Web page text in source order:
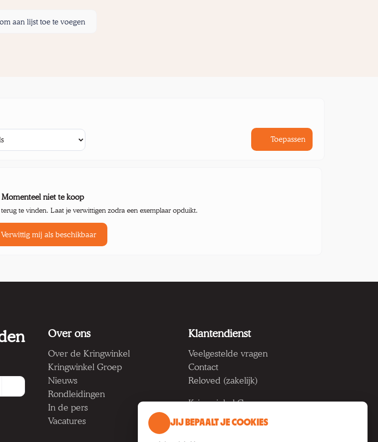
aan lijst toe te voegen
Toepassen
Momenteel niet te koop
te vinden. Laat je verwittigen zodra een exemplaar opduikt.
Verwittig mij als beschikbaar
Over ons
Over de Kringwinkel
Kringwinkel Groep
Nieuws
Rondleidingen
In de pers
Vacatures
Klantendienst
Veelgestelde vragen
Contact
Reloved (zakelijk)
Kringwinkel Groep vzw
Koning Albertlaan 124, 9000
JIJ BEPAALT JE COOKIES